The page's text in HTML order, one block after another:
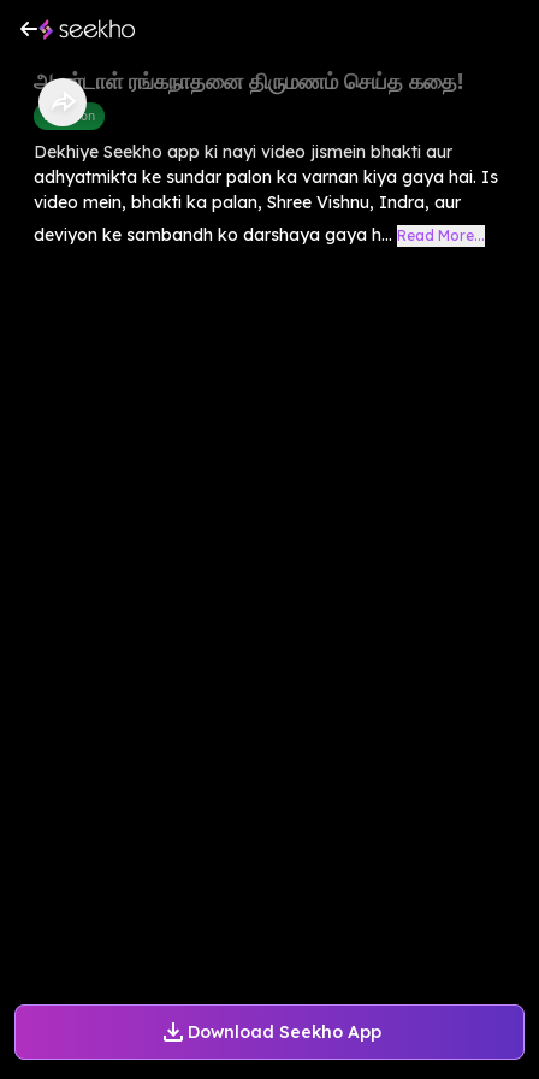
Download Seekho App
ஆண்டாள் ரங்கநாதனை திருமணம் செய்த கதை!
Devotion
Dekhiye Seekho app ki nayi video jismein bhakti aur
adhyatmikta ke sundar palon ka varnan kiya gaya hai. Is
video mein, bhakti ka palan, Shree Vishnu, Indra, aur
deviyon ke sambandh ko darshaya gaya h... Read More...